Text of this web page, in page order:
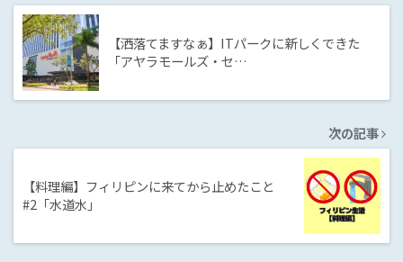
【洒落てますなぁ】ITパークに新しくできた
「アヤラモールズ・セ…
次の記事
【料理編】フィリピンに来てから止めたこと
#2「水道水」